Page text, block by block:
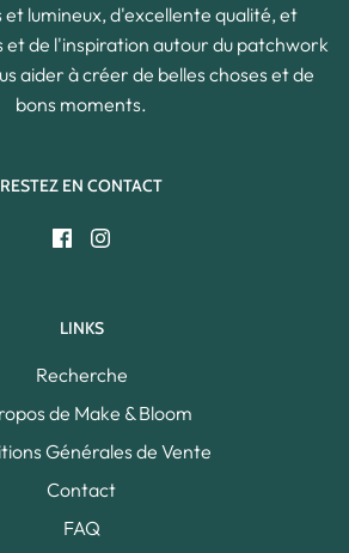
et lumineux, d'excellente qualité, et
et de l'inspiration autour du patchwork
aider à créer de belles choses et de
bons moments.
RESTEZ EN CONTACT
LINKS
Recherche
de Make & Bloom
Générales de Vente
Contact
FAQ